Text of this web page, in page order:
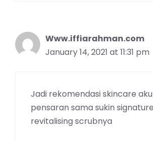
Www.iffiarahman.com
January 14, 2021 at 11:31 pm
Jadi rekomendasi skincare
pensaran sama sukin signature
revitalising scrubnya